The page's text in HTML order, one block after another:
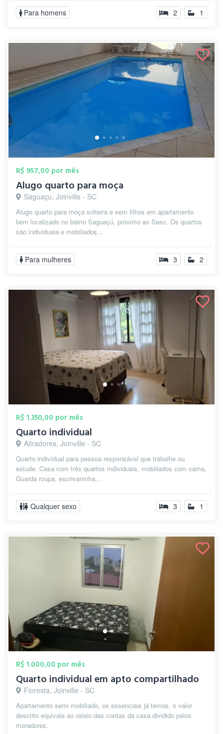
Para homens 2 1
R$ 957,00 por mês
Alugo quarto para moça
Saguaçu, Joinville - SC
Alugo quarto para moça solteira e sem filhos em apartamento
bem localizado no bairro Saguaçú, próximo ao Sesc. Os quartos
são individuaia e mobiliados...
Para mulheres 3 2
R$ 1.350,00 por mês
Quarto individual
Atiradores, Joinville - SC
Quarto individual para pessoa responsável que trabalhe ou
estude. Casa com três quartos individuais, mobiliados com cama,
Guarda roupa, escrivaninha,...
Qualquer sexo 3 1
R$ 1.000,00 por mês
Quarto individual em apto compartilhado
Floresta, Joinville - SC
Apartamento semi mobiliado, os essenciais já temos. o valor
descrito equivale ao rateio das contas da casa dividido pelos
moradores.